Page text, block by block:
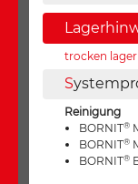
trocken
S
Reinigung
BORNIT®
BORNIT®
BORNIT®